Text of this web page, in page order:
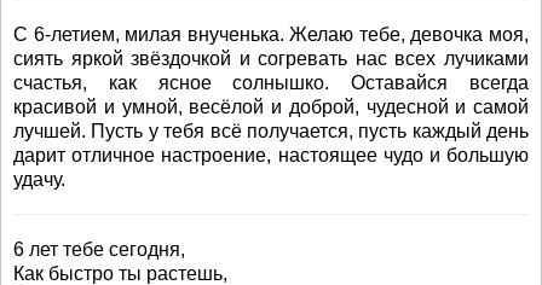
С 6-летием, милая внученька. Желаю тебе, девочка моя,
сиять яркой звёздочкой и согревать нас всех лучиками
счастья, как ясное солнышко. Оставайся всегда
красивой и умной, весёлой и доброй, чудесной и самой
лучшей. Пусть у тебя всё получается, пусть каждый день
дарит отличное настроение, настоящее чудо и большую
удачу.
6 лет тебе сегодня,
Как быстро ты растешь,